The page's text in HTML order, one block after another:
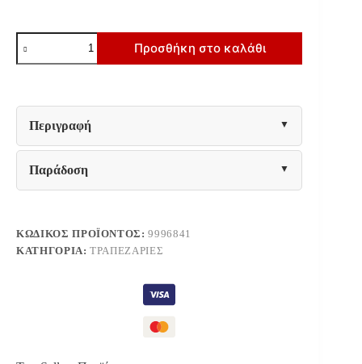
ΣΕΤ
ΤΡΑΠΕΖΑΡΙΑΣ
5ΤΜΧ
ΣΤΡΟΓΓΥΛΟ
ΤΡΑΠΕΖΙ
Φ120εκ.
&
ΚΑΡΕΚΛΕΣ
ποσότητα
Προσθήκη στο καλάθι
Περιγραφή
Παράδοση
ΚΩΔΙΚΌΣ ΠΡΟΪΌΝΤΟΣ:9996841
ΚΑΤΗΓΟΡΊΑ:ΤΡΑΠΕΖΑΡΊΕΣ